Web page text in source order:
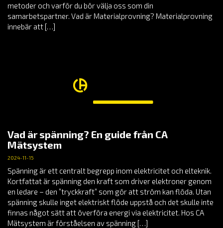
metoder och varför du bör välja oss som din
samarbetspartner. Vad är Materialprovning? Materialprovning
innebär att […]
Vad är spänning? En guide från CA
Mätsystem
2024-11-15
Spänning är ett centralt begrepp inom elektricitet och elteknik.
Kortfattat är spänning den kraft som driver elektroner genom
en ledare – den ”tryckkraft” som gör att ström kan flöda. Utan
spänning skulle inget elektriskt flöde uppstå och det skulle inte
finnas något sätt att överföra energi via elektricitet. Hos CA
Mätsystem är förståelsen av spänning […]